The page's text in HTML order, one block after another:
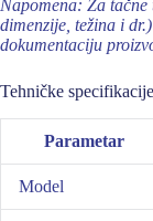
Napomena: Za tačne
dimenzije, težina i
dokumentaciju
Tehničke
Parametar
Model